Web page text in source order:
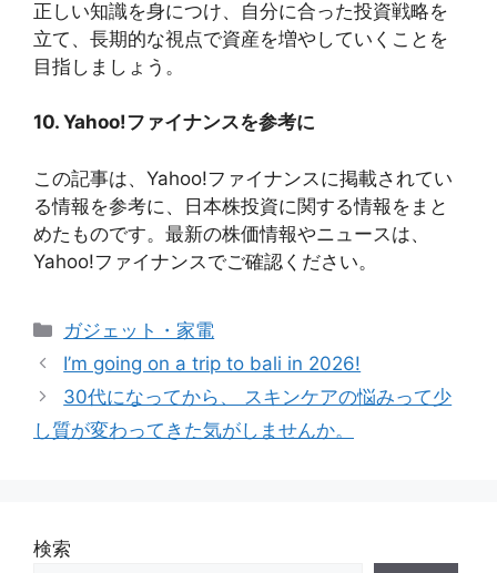
正しい知識を身につけ、自分に合った投資戦略を
立て、長期的な視点で資産を増やしていくことを
目指しましょう。
10. Yahoo!ファイナンスを参考に
この記事は、Yahoo!ファイナンスに掲載されてい
る情報を参考に、日本株投資に関する情報をまと
めたものです。最新の株価情報やニュースは、
Yahoo!ファイナンスでご確認ください。
カ
テ
リ
ー
ガジェット・家電
I’m going on a trip to bali in 2026!
30代になってから、 スキンケアの悩みって少
し質が変わってきた気がしませんか。
検索